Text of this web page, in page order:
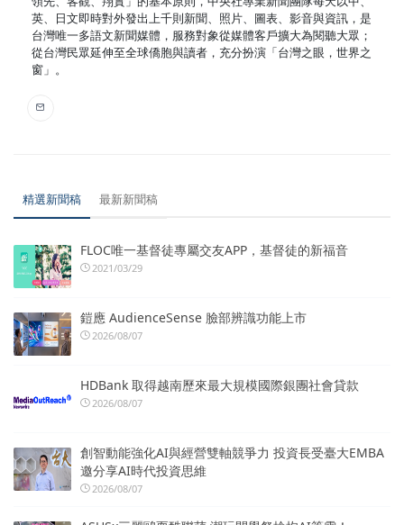
英、日文即時對外發出上千則新聞、照片、圖表、影音與資訊，是
台灣唯一多語文新聞媒體，服務對象從媒體客戶擴大為閱聽大眾；
從台灣民眾延伸至全球僑胞與讀者，充分扮演「台灣之眼，世界之
窗」。
精選新聞稿 最新新聞稿
FLOC唯一基督徒專屬交友APP，基督徒的新福音
2021/03/29
鎧應 AudienceSense 臉部辨識功能上市
2026/08/07
HDBank 取得越南歷來最大規模國際銀團社會貸款
2026/08/07
創智動能強化AI與經營雙軸競爭力 投資長受臺大EMBA
邀分享AI時代投資思維
2026/08/07